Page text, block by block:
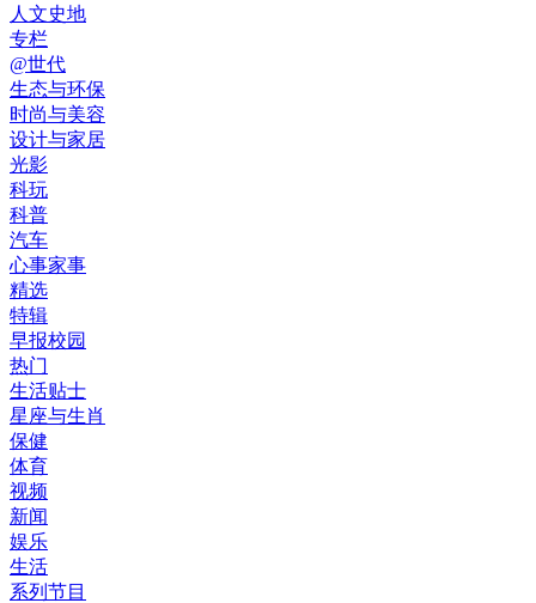
人文史地
专栏
@世代
生态与环保
时尚与美容
设计与家居
光影
科玩
科普
汽车
心事家事
精选
特辑
早报校园
热门
生活贴士
星座与生肖
保健
体育
视频
新闻
娱乐
生活
系列节目